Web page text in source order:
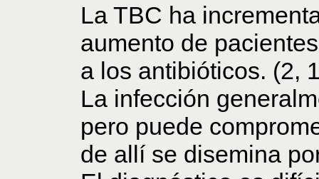
La TBC ha
aumento de
a los antibióticos. (2,
La infección
pero puede
de allí se disemina